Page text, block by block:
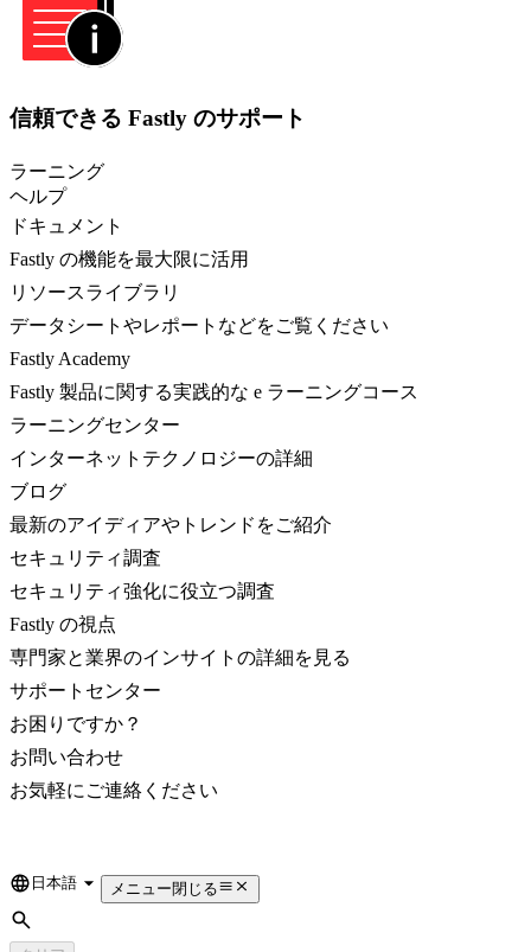
信頼できる Fastly のサポート
ラーニング
ヘルプ
ドキュメント
Fastly の機能を最大限に活用
リソースライブラリ
データシートやレポートなどをご覧ください
Fastly Academy
Fastly 製品に関する実践的な e ラーニングコース
ラーニングセンター
インターネットテクノロジーの詳細
ブログ
最新のアイディアやトレンドをご紹介
セキュリティ調査
セキュリティ強化に役立つ調査
Fastly の視点
専門家と業界のインサイトの詳細を見る
サポートセンター
お困りですか？
お問い合わせ
お気軽にご連絡ください
Language
日本語 メニュー閉じる
検索